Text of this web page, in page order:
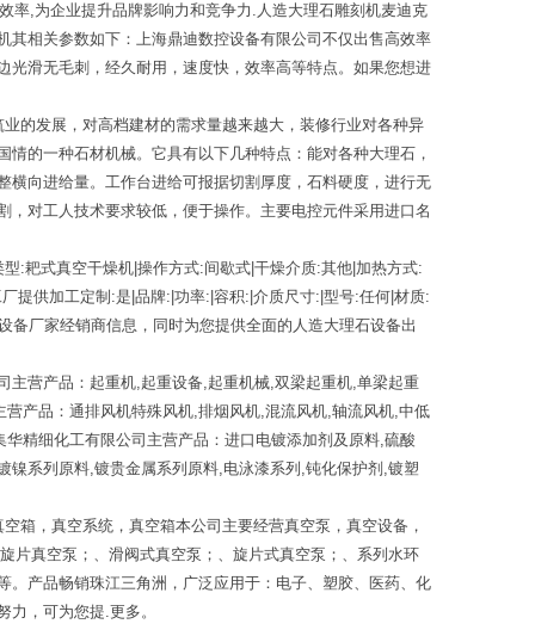
率,为企业提升品牌影响力和竞争力.人造大理石雕刻机麦迪克
相关参数如下：上海鼎迪数控设备有限公司不仅出售高效率
滑无毛刺，经久耐用，速度快，效率高等特点。如果您想进
的发展，对高档建材的需求量越来越大，装修行业对各种异
的一种石材机械。它具有以下几种特点：能对各种大理石，
向进给量。工作台进给可报据切割厚度，石料硬度，进行无
对工人技术要求较低，便于操作。主要电控元件采用进口名
:耙式真空干燥机|操作方式:间歇式|干燥介质:其他|加热方式:
提供加工定制:是|品牌:|功率:|容积:|介质尺寸:|型号:任何|材质:
厂家经销商信息，同时为您提供全面的人造大理石设备出
主营产品：起重机,起重设备,起重机械,双梁起重机,单梁起重
产品：通排风机特殊风机,排烟风机,混流风机,轴流风机,中低
精细化工有限公司主营产品：进口电镀添加剂及原料,硫酸
系列原料,镀贵金属系列原料,电泳漆系列,钝化保护剂,镀塑
箱，真空系统，真空箱本公司主要经营真空泵，真空设备，
片真空泵；、滑阀式真空泵；、旋片式真空泵；、系列水环
产品畅销珠江三角洲，广泛应用于：电子、塑胶、医药、化
，可为您提.更多。